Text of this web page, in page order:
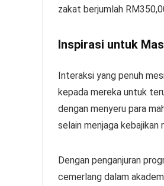
zakat berjumlah
Inspirasi untuk
Interaksi yang penuh
kepada mereka untuk
dengan menyeru para
selain menjaga kebajikan
Dengan penganjuran
cemerlang dalam